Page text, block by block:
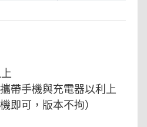
帶手機與充電器以利上
即可，版本不拘）